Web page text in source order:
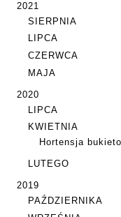
2021
SIERPNIA
LIPCA
CZERWCA
MAJA
2020
LIPCA
KWIETNIA
Hortensja
LUTEGO
2019
PAŹDZIERNIKA